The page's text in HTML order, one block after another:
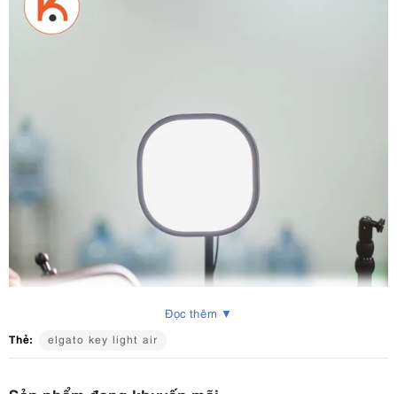
Đọc thêm ▼
Thẻ: elgato key light air